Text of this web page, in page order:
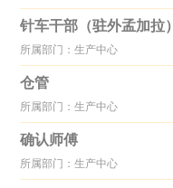
针车干部（驻外孟加拉）
所属部门：生产中心
仓管
所属部门：生产中心
确认师傅
所属部门：生产中心